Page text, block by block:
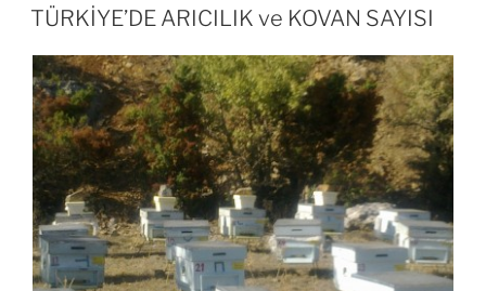
TARIHI
TÜRKİYE’DE ARICILIK ve KOVAN SAYISI